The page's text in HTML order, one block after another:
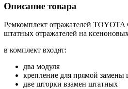
Описание товара
Ремкомплект отражателей
штатных отражателей на
в комплект входят:
два модуля
крепление для прямой замены
две шторки взамен штатных